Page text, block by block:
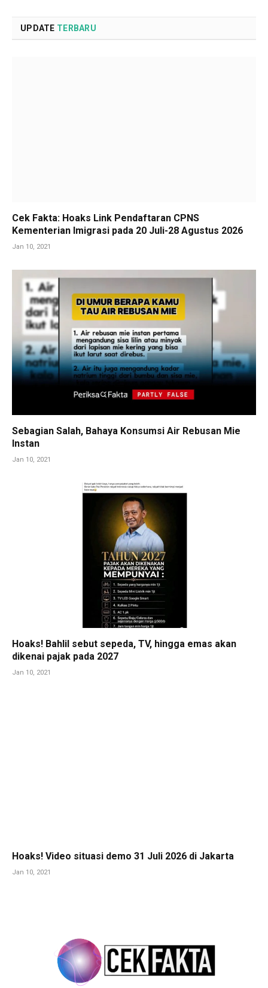
UPDATE TERBARU
Cek Fakta: Hoaks Link Pendaftaran CPNS
Kementerian Imigrasi pada 20 Juli-28 Agustus 2026
Jan 10, 2021
Sebagian Salah, Bahaya Konsumsi Air Rebusan Mie
Instan
Jan 10, 2021
Hoaks! Bahlil sebut sepeda, TV, hingga emas akan
dikenai pajak pada 2027
Jan 10, 2021
Hoaks! Video situasi demo 31 Juli 2026 di Jakarta
Jan 10, 2021